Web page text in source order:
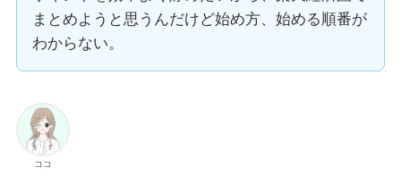
まとめようと思うんだけど始め方、始める順番が
わからない。
ココ